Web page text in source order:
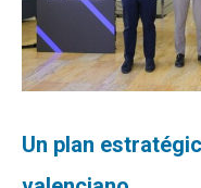
Un plan